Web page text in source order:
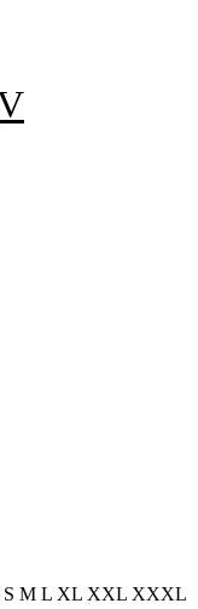
S M L XL XXL XXXL